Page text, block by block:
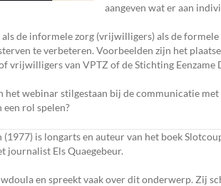
aangeven wat er aan
de informele zorg (vrijwilligers) als de
te verbeteren. Voorbeelden zijn het
vrijwilligers van VPTZ of de Stichting
webinar stilgestaan bij de communicatie met
een rol spelen?
(1977) is longarts en auteur van het boek
journalist Els Quaegebeur.
en spreekt vaak over dit onderwerp. Zij